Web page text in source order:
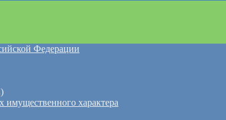
Федерации
имущественного характера